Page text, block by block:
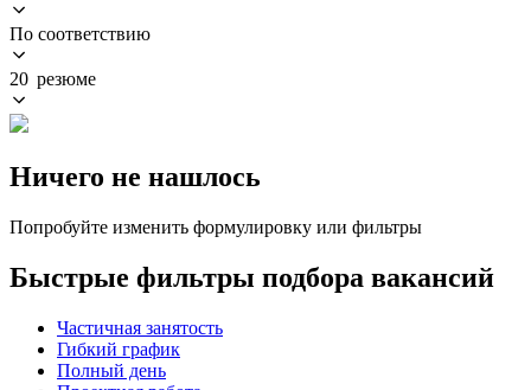
По соответствию
20 резюме
Ничего не нашлось
Попробуйте изменить формулировку или фильтры
Быстрые фильтры подбора вакансий
Частичная занятость
Гибкий график
Полный день